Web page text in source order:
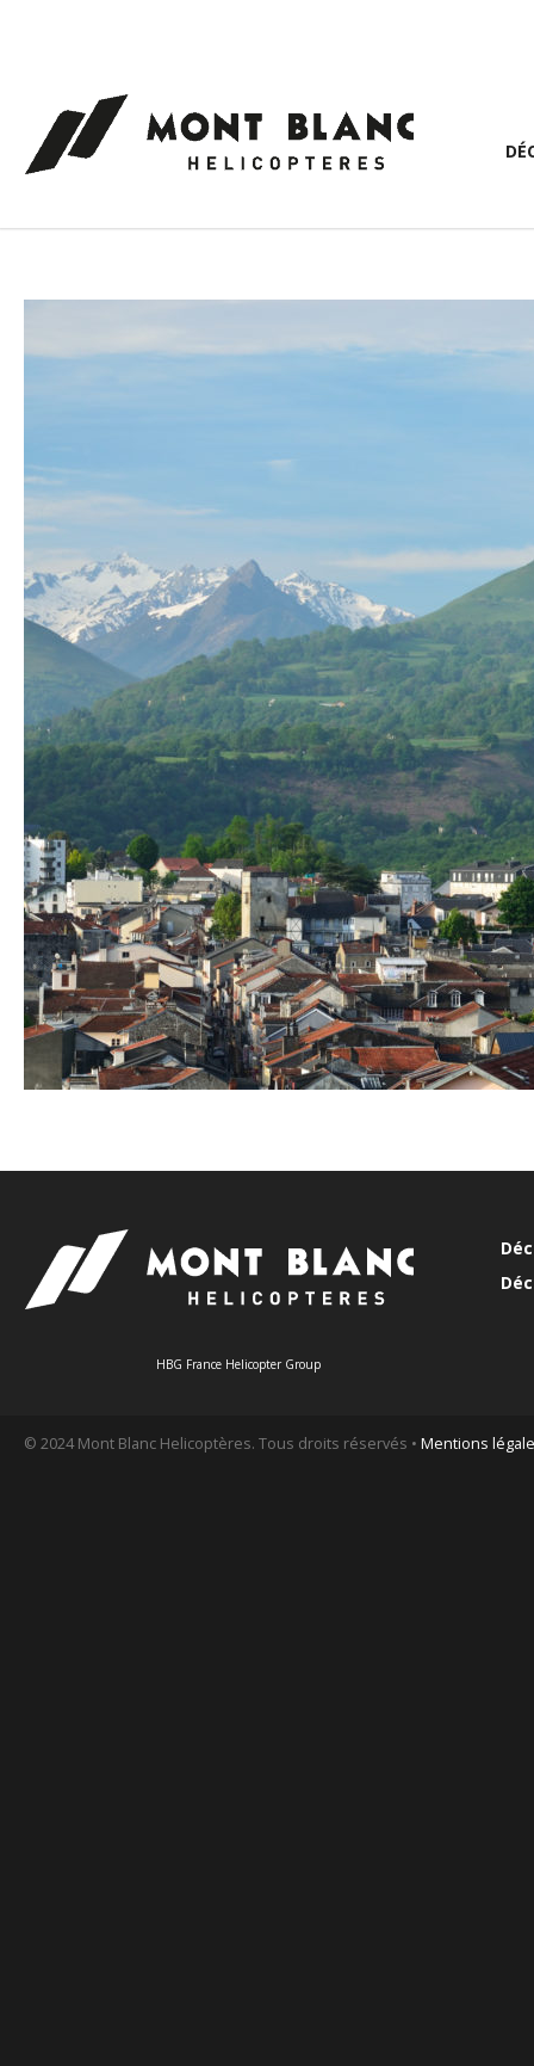
HBG France Helicopter Group
© 2024 Mont Blanc Helicoptères. Tous droits réservés • Mentions